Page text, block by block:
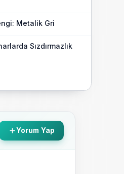
seçeneklerle dolu
panel bilişim için
Metalik Gri
Sızdırmazlık
Yorum Yap